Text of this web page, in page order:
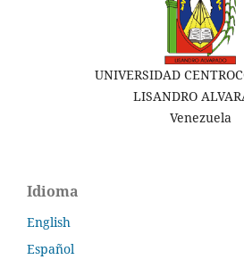
UNIVERSIDAD
LISANDRO
Venezuela
Idioma
English
Español